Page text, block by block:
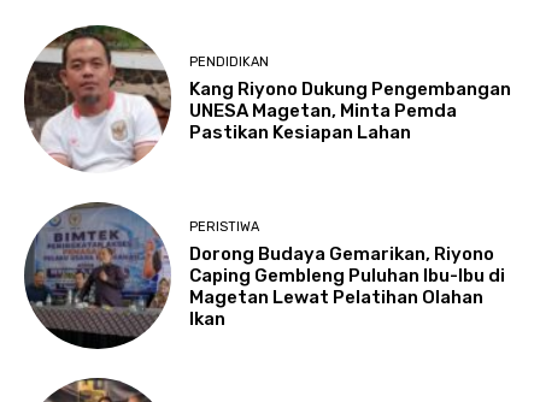
PENDIDIKAN
Kang Riyono Dukung Pengembangan
UNESA Magetan, Minta Pemda
Pastikan Kesiapan Lahan
PERISTIWA
Dorong Budaya Gemarikan, Riyono
Caping Gembleng Puluhan Ibu-Ibu di
Magetan Lewat Pelatihan Olahan
Ikan